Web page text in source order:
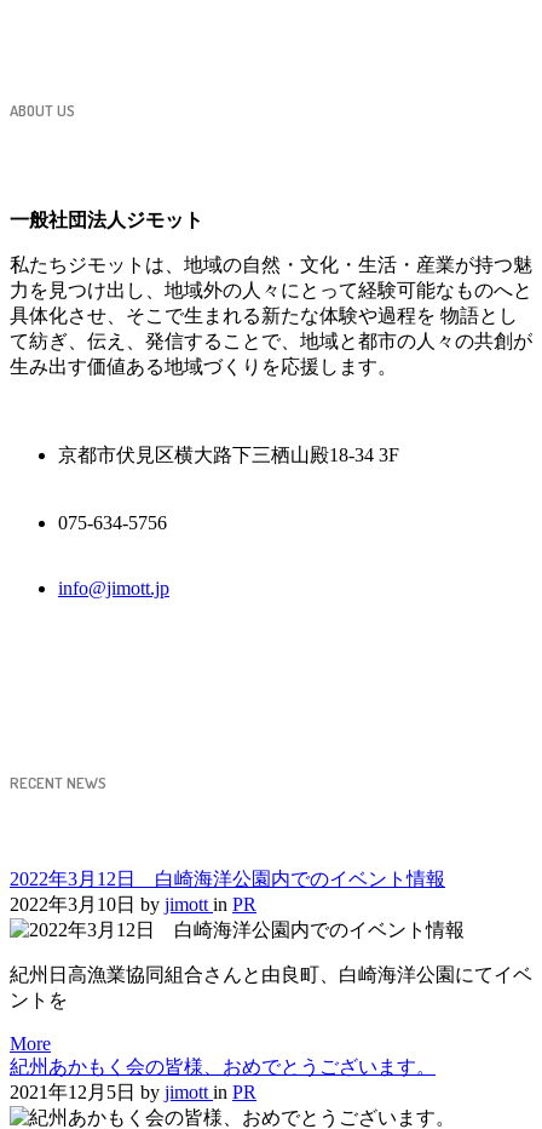
ABOUT US
一般社団法人ジモット
私たちジモットは、地域の自然・文化・生活・産業が持つ魅
力を見つけ出し、地域外の人々にとって経験可能なものへと
具体化させ、そこで生まれる新たな体験や過程を 物語とし
て紡ぎ、伝え、発信することで、地域と都市の人々の共創が
生み出す価値ある地域づくりを応援します。
京都市伏見区横大路下三栖山殿18-34 3F
075-634-5756
info@jimott.jp
RECENT NEWS
2022年3月12日 白崎海洋公園内でのイベント情報
2022年3月10日 by jimottin PR
紀州日高漁業協同組合さんと由良町、白崎海洋公園にてイベ
ントを
More
紀州あかもく会の皆様、おめでとうございます。
2021年12月5日 by jimottin PR